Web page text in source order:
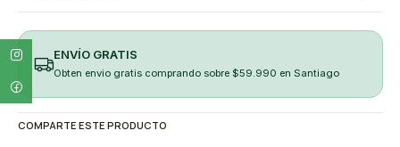
ENVÍO GRATIS
Obten envio gratis comprando sobre $59.990 en Santiago
COMPARTE ESTE PRODUCTO